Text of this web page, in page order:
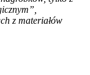
z materiałów